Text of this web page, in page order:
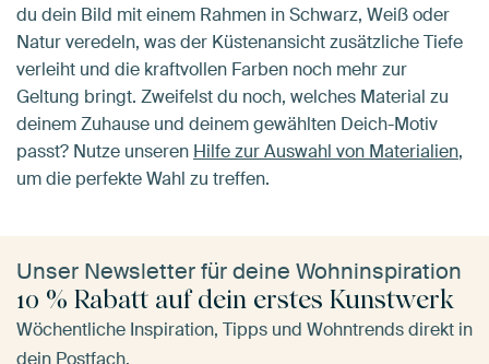
du dein Bild mit einem Rahmen in Schwarz, Weiß oder
Natur veredeln, was der Küstenansicht zusätzliche Tiefe
verleiht und die kraftvollen Farben noch mehr zur
Geltung bringt. Zweifelst du noch, welches Material zu
deinem Zuhause und deinem gewählten Deich-Motiv
passt? Nutze unseren Hilfe zur Auswahl von Materialien,
um die perfekte Wahl zu treffen.
Unser Newsletter für deine Wohninspiration
10 % Rabatt auf dein erstes Kunstwerk
Wöchentliche Inspiration, Tipps und Wohntrends direkt in
dein Postfach.